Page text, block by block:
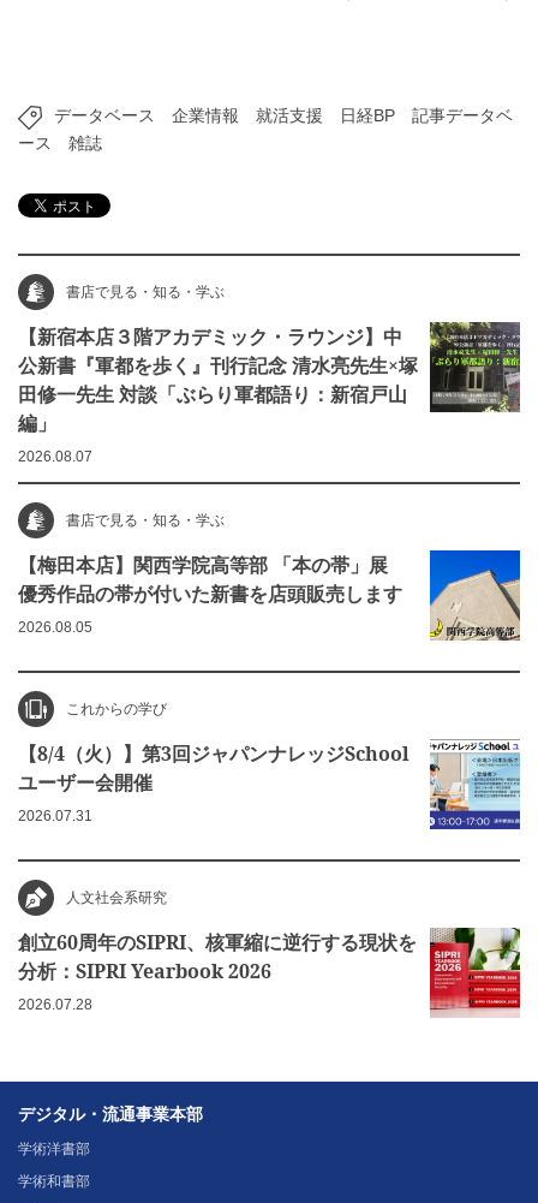
データベース 企業情報 就活支援 日経BP
記事データベ
ース
雑誌
書店で見る・知る・学ぶ
【新宿本店３階アカデミック・ラウンジ】中
公新書『軍都を歩く』刊行記念 清水亮先生×塚
田修一先生 対談「ぶらり軍都語り：新宿戸山
編」
2026.08.07
書店で見る・知る・学ぶ
【梅田本店】関西学院高等部 「本の帯」展
優秀作品の帯が付いた新書を店頭販売します
2026.08.05
これからの学び
【8/4（火）】第3回ジャパンナレッジSchool
ユーザー会開催
2026.07.31
人文社会系研究
創立60周年のSIPRI、核軍縮に逆行する現状を
分析：SIPRI Yearbook 2026
2026.07.28
デジタル・流通事業本部
学術洋書部
学術和書部